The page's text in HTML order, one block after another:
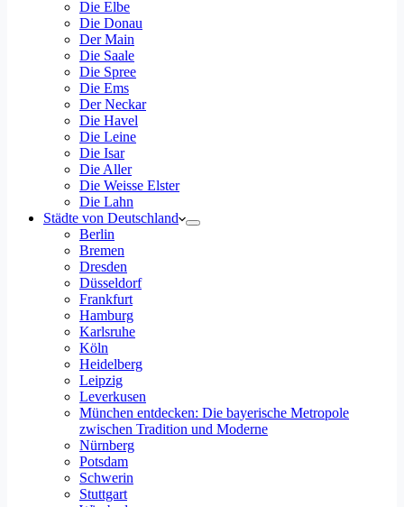
Die Elbe
Die Donau
Der Main
Die Saale
Die Spree
Die Ems
Der Neckar
Die Havel
Die Leine
Die Isar
Die Aller
Die Weisse Elster
Die Lahn
Städte von Deutschland
Berlin
Bremen
Dresden
Düsseldorf
Frankfurt
Hamburg
Karlsruhe
Köln
Heidelberg
Leipzig
Leverkusen
München entdecken: Die bayerische Metropole
zwischen Tradition und Moderne
Nürnberg
Potsdam
Schwerin
Stuttgart